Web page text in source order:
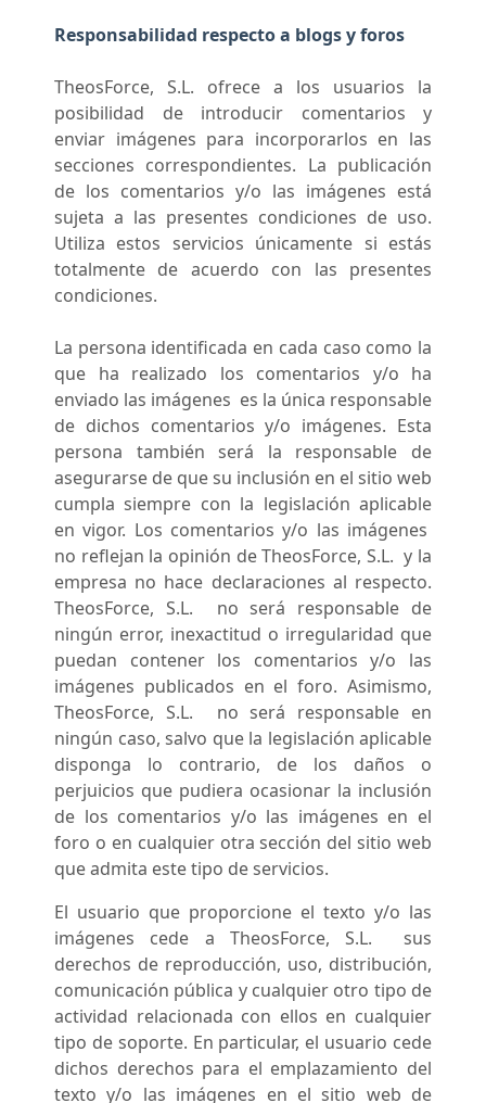
Responsabilidad respecto a blogs y foros
TheosForce, S.L. ofrece a los usuarios la
posibilidad de introducir comentarios y
enviar imágenes para incorporarlos en las
secciones correspondientes. La publicación
de los comentarios y/o las imágenes está
sujeta a las presentes condiciones de uso.
Utiliza estos servicios únicamente si estás
totalmente de acuerdo con las presentes
condiciones.
La persona identificada en cada caso como la
que ha realizado los comentarios y/o ha
enviado las imágenes es la única responsable
de dichos comentarios y/o imágenes. Esta
persona también será la responsable de
asegurarse de que su inclusión en el sitio web
cumpla siempre con la legislación aplicable
en vigor. Los comentarios y/o las imágenes
no reflejan la opinión de TheosForce, S.L. y la
empresa no hace declaraciones al respecto.
TheosForce, S.L. no será responsable de
ningún error, inexactitud o irregularidad que
puedan contener los comentarios y/o las
imágenes publicados en el foro. Asimismo,
TheosForce, S.L. no será responsable en
ningún caso, salvo que la legislación aplicable
disponga lo contrario, de los daños o
perjuicios que pudiera ocasionar la inclusión
de los comentarios y/o las imágenes en el
foro o en cualquier otra sección del sitio web
que admita este tipo de servicios.
El usuario que proporcione el texto y/o las
imágenes cede a TheosForce, S.L. sus
derechos de reproducción, uso, distribución,
comunicación pública y cualquier otro tipo de
actividad relacionada con ellos en cualquier
tipo de soporte. En particular, el usuario cede
dichos derechos para el emplazamiento del
texto y/o las imágenes en el sitio web de